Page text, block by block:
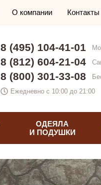
О компании Контакты
8 (495) 104-41-01
8 (812) 604-21-04
8 (800) 301-33-08
Ежедневно с 10:00 до 21:00
ОДЕЯЛА
И ПОДУШКИ